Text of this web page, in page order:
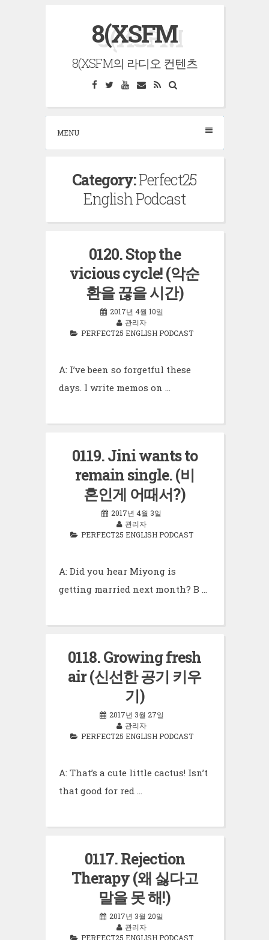
8(XSFM
8(XSFM의 라디오 컨텐츠
FacebookTwitterYouTube
Email RSS
MENU
Category:Perfect25
English Podcast
0120. Stop the
vicious cycle! (악순
환을 끊을 시간)
2017년 4월 10일
관리자
PERFECT25 ENGLISH PODCAST
A: I’ve been so forgetful these
days. I write memos on …
0119. Jini wants to
remain single. (비
혼인게 어때서?)
2017년 4월 3일
관리자
PERFECT25 ENGLISH PODCAST
A: Did you hear Miyong is
getting married next month? B …
0118. Growing fresh
air (신선한 공기 키우
기)
2017년 3월 27일
관리자
PERFECT25 ENGLISH PODCAST
A: That’s a cute little cactus! Isn’t
that good for red …
0117. Rejection
Therapy (왜 싫다고
말을 못 해!)
2017년 3월 20일
관리자
PERFECT25 ENGLISH PODCAST